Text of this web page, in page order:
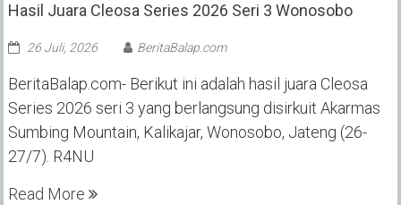
Hasil Juara Cleosa Series 2026 Seri 3 Wonosobo ‎
26 Juli, 2026 BeritaBalap.com
BeritaBalap.com- Berikut ini adalah hasil juara Cleosa
Series 2026 seri 3 yang berlangsung disirkuit Akarmas
Sumbing Mountain, Kalikajar, Wonosobo, Jateng (26-
27/7). R4NU
Read More